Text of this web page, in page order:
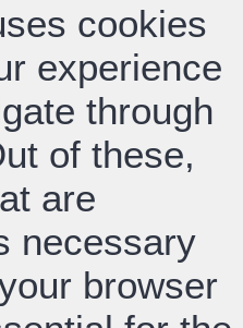
cookies
experience
through
of these,
are
necessary
browser